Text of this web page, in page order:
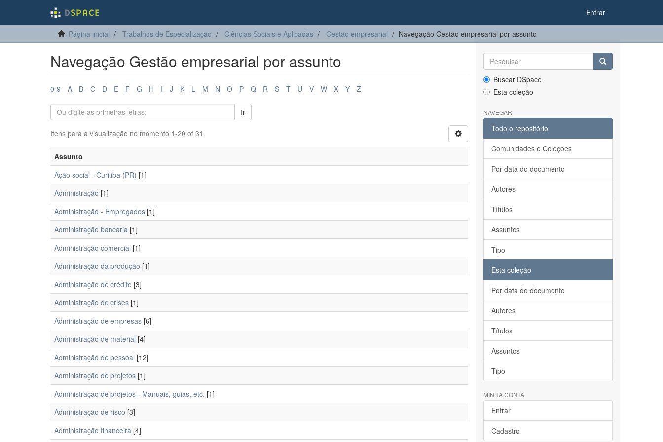
Entrar
Página inicial Trabalhos de Especialização Ciências Sociais e Aplicadas Gestão empresarial Navegação Gestão empresarial por assunto
Navegação Gestão empresarial por assunto
0-9 A B C D E F G H I J K L M N O P Q R S T U V W X Y Z
Ir
Itens para a visualização no momento 1-20 of 31
Assunto
Ação social - Curitiba (PR) [1]
Administração [1]
Administração - Empregados [1]
Administração bancária [1]
Administração comercial [1]
Administração da produção [1]
Administração de crédito [3]
Administração de crises [1]
Administração de empresas [6]
Administração de material [4]
Administração de pessoal [12]
Administração de projetos [1]
Administraçao de projetos - Manuais, guias, etc. [1]
Administração de risco [3]
Administração financeira [4]
Buscar DSpace
Esta coleção
NAVEGAR
Todo o repositório
Comunidades e Coleções
Por data do documento
Autores
Títulos
Assuntos
Tipo
Esta coleção
Por data do documento
Autores
Títulos
Assuntos
Tipo
MINHA CONTA
Entrar
Cadastro